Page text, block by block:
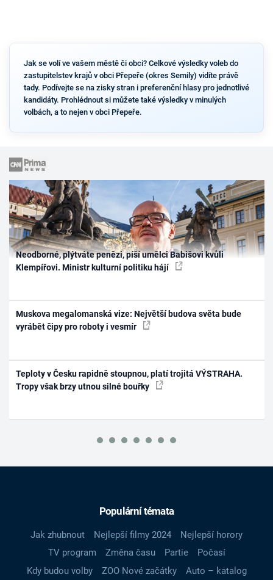
Jak se volí ve vašem městě či obci? Celkové výsledky voleb do
zastupitelstev krajů v obci Přepeře (okres Semily) vidíte právě
tady. Podívejte se na zisky stran i preferenční hlasy pro jednotlivé
kandidáty. Prohlédnout si můžete také výsledky v minulých
volbách, a to nejen v obci Přepeře.
Neodborné, plýtváte penězi, píší umělci Babišovi kvůli
Klempířovi. Ministr kulturní politiku hájí
Muskova megalomanská vize: Největší budova světa bude
vyrábět čipy pro roboty i vesmír
Teploty v Česku rapidně stoupnou, platí trojitá VÝSTRAHA.
Tropy však brzy utnou silné bouřky
Populární témata
Jak zhubnout Nejlepší filmy 2024
Nejlepší horory
TV program
Změna času Partie
Počasí
Kdy budou volby
ZOO Nové začátky
Auto – katalog